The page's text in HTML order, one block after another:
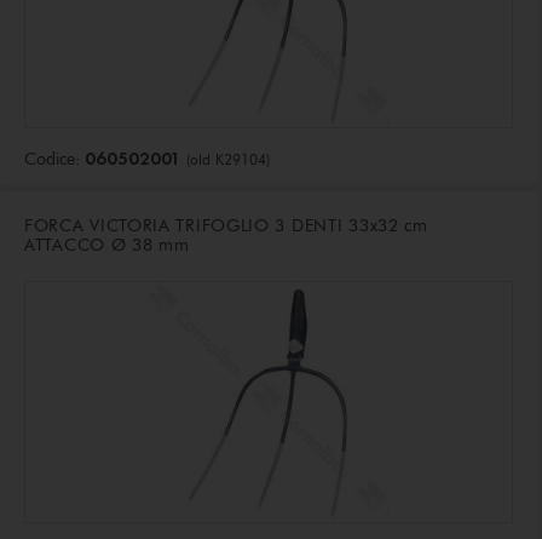
Codice: 060502001 (old K29104)
FORCA VICTORIA TRIFOGLIO 3 DENTI 33x32 cm
ATTACCO Ø 38 mm